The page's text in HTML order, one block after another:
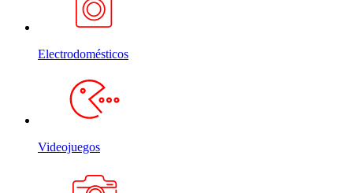
Electrodomésticos
Videojuegos